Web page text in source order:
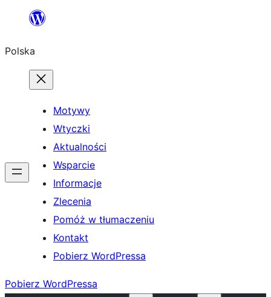
Przejdź
treści
Polska
Motywy
Wtyczki
Aktualności
Wsparcie
Informacje
Zlecenia
Pomóż w tłumaczeniu
Kontakt
Pobierz WordPressa
Pobierz WordPressa